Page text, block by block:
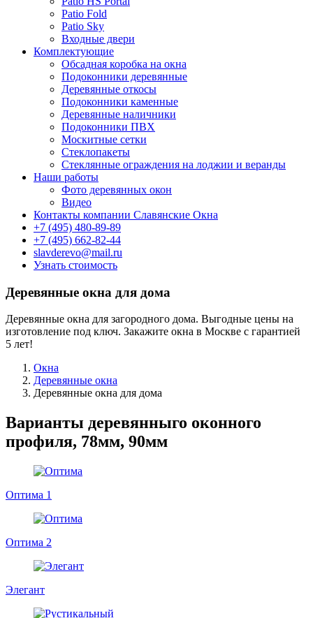
Patio Fold
Patio Sky
Входные двери
Комплектующие
Обсадная коробка на окна
Подоконники деревянные
Деревянные откосы
Подоконники каменные
Деревянные наличники
Подоконники ПВХ
Москитные сетки
Стеклопакеты
Стеклянные ограждения на лоджии и веранды
Наши работы
Фото деревянных окон
Видео
Контакты компании Славянские Окна
+7 (495) 480-89-89
+7 (495) 662-82-44
slavderevo@mail.ru
Узнать стоимость
Деревянные окна для дома
Деревянные окна для загородного дома. Выгодные цены на
изготовление под ключ. Закажите окна в Москве с гарантией
5 лет!
Окна
Деревянные окна
Деревянные окна для дома
Варианты деревянныго оконного
профиля, 78мм, 90мм
Оптима 1
Оптима 2
Элегант